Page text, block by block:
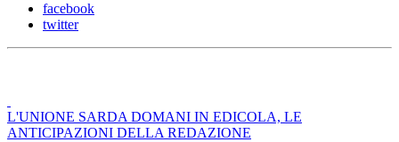
facebook
twitter
L'UNIONE SARDA DOMANI IN EDICOLA, LE
ANTICIPAZIONI DELLA REDAZIONE